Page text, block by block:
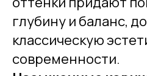
глубину и баланс,
классическую
современности.